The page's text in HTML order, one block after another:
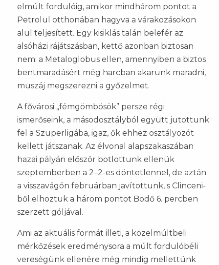
elmúlt fordulóig, amikor mindhárom pontot a
Petrolul otthonában hagyva a várakozásokon
alul teljesített. Egy kisiklás talán belefér az
alsóházi rájátszásban, kettő azonban biztosan
nem: a Metaloglobus ellen, amennyiben a biztos
bentmaradásért még harcban akarunk maradni,
muszáj megszerezni a győzelmet.
A fővárosi „fémgömbösök” persze régi
ismerőseink, a másodosztályból együtt jutottunk
fel a Szuperligába, igaz, ők ehhez osztályozót
kellett játszanak. Az élvonal alapszakaszában
hazai pályán először botlottunk ellenük
szeptemberben a 2–2-es döntetlennel, de aztán
a visszavágón februárban javítottunk, s Clinceni-
ből elhoztuk a három pontot Bödő 6. percben
szerzett góljával.
Ami az aktuális formát illeti, a közelmúltbeli
mérkőzések eredménysora a múlt fordulóbéli
vereségünk ellenére még mindig mellettünk